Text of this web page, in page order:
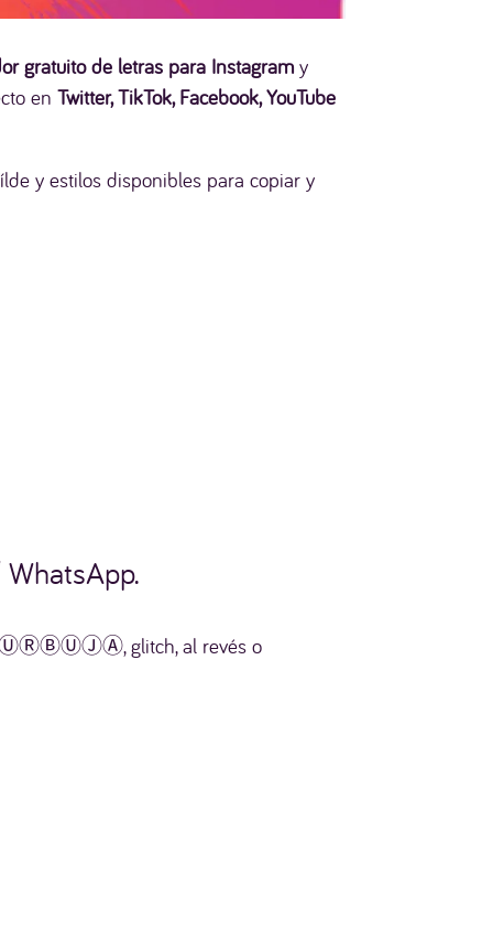
gratuito de letras para Instagram y
enTwitter, TikTok, Facebook, YouTube
y estilos disponibles para copiar y
ⒷⓊⓇⒷⓊⒿⒶ, glitch, al revés o